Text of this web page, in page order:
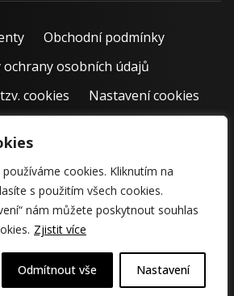
cookies. Kliknutím na
s použitím všech cookies.
nám můžete poskytnout souhlas
Zjistit více
Nastavení
Odmítnout vše
Obchodní podmínky
ochrany osobních údajů
cookies
Nastavení cookies
| Inspiruje české podnikatele už 15
krásných let.